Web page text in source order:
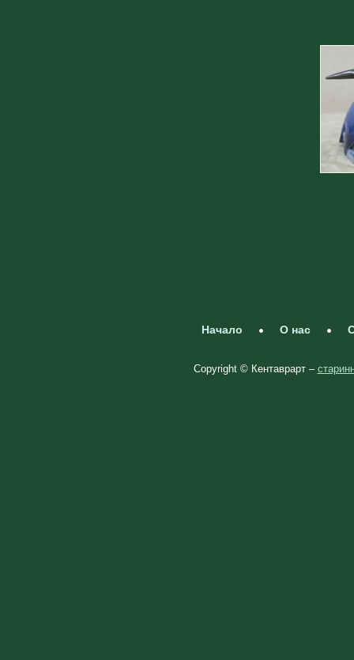
Начало О нас
Copyright © Кентаврарт –